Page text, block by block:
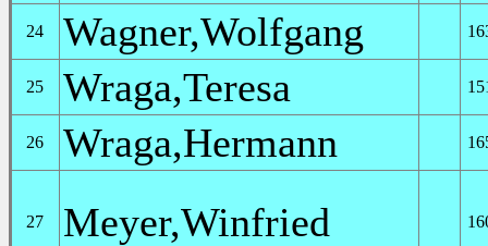
24 Wagner,Wolfgang
25 Wraga,Teresa
26 Wraga,Hermann
27 Meyer,Winfried